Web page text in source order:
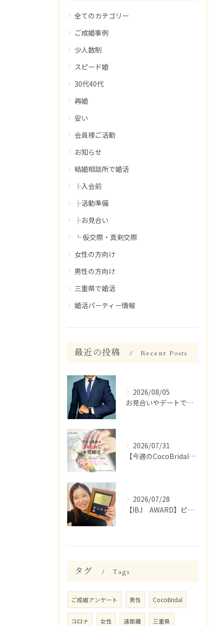
全てのカテゴリー
ご成婚事例
少人数制
スピード婚
30代40代
再婚
安い
会員様ご活動
お知らせ
結婚相談所で婚活
├入会前
├活動準備
├お見合い
└ 仮交際・真剣交際
女性の方向け
男性の方向け
三重県で婚活
婚活パーティー情報
最近の投稿 Recent Posts
2026/08/05
お見合いやデートで、ついつい話しすぎちゃう人いませんか？【婚活 男性 話しすぎ】
2026/07/31
【今週のCocoBridal】7/27〜7/31 会員様 活動報告✨
2026/07/28
【IBJ AWARD】ピンバッジが届きました☺️
タグ Tags
ご成婚アンケート 男性 CocoBridal
コロナ 女性 遠距離 三重県